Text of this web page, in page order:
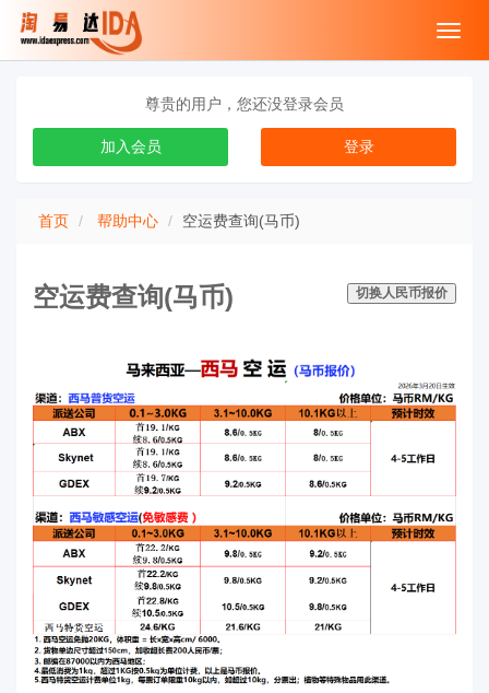
尊贵的用户，您还没登录会员
加入会员 登录
首页 帮助中心 空运费查询(马币)
空运费查询(马币)